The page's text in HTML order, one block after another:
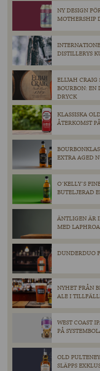
NY DESIGN
MOTHERSHIP
DISTILLERYS
ELIJAH CRAIG
BOURBON: EN
DRYCK
KLASSISKA
ÅTERKOMST
EXTRA AGED
O´KELLY´S
BUTELJERAD
ÄNTLIGEN ÄR
MED
DUNDERDUO
NYHET FRÅN
ALE I
WEST COAST
PÅ
OLD
SLÄPPS